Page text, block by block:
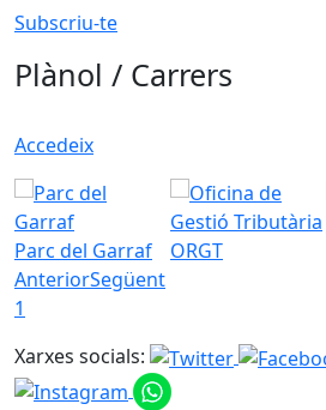
Subscriu-te
Plànol / Carrers
Accedeix
Parc del Garraf ORGT
AnteriorSegüent
1
Xarxes socials: